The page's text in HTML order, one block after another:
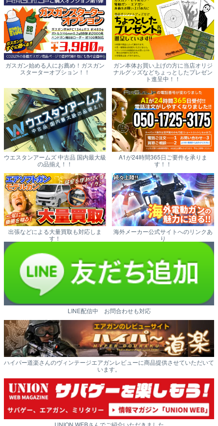
ガスガン始める人にお薦め！ガスガン
スターターオプション！！
ガン本体お買い上げの方に当店オリジ
ナルグッズなどちょっとしたプレゼン
ト進呈中！！
ウエスタンアームズ 中古品 国内最大級
の品揃え！！
A1が24時間365日ご要件を承りま
す！！
出張などによる大量買取も対応しま
す！
海外メーカー公式サイトへのリンクあ
り
LINE配信中 お問合わせも対応
ハイパー道楽さんのヴィンテージエアガンレビューに商品提供させていただいて
います。
UNION WEBさんでご紹介いただきました